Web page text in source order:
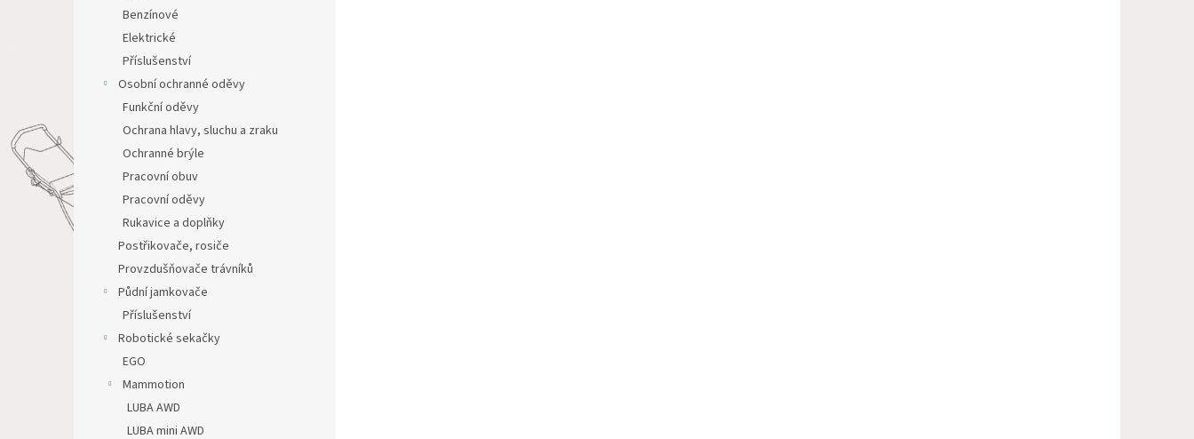
Benzínové
Elektrické
Příslušenství
Osobní ochranné oděvy
Funkční oděvy
Ochrana hlavy, sluchu a zraku
Ochranné brýle
Pracovní obuv
Pracovní oděvy
Rukavice a doplňky
Postřikovače, rosiče
Provzdušňovače trávníků
Půdní jamkovače
Příslušenství
Robotické sekačky
EGO
Mammotion
LUBA AWD
LUBA mini AWD